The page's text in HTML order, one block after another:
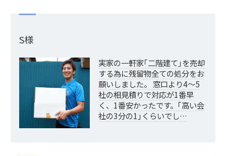
S様
実家の一軒家｢二階建て｣を売却
する為に残留物全ての処分をお
願いしました。 窓口より4～5
社の相見積りで対応が1番早
く、1番安かったです。｢高い会
社の3分の1｣くらいでし…